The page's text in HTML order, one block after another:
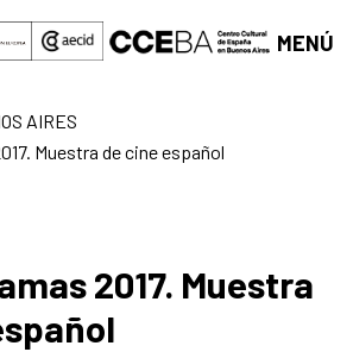
principal
MENÚ
AIRES
Muestra de cine español
2017. Muestra